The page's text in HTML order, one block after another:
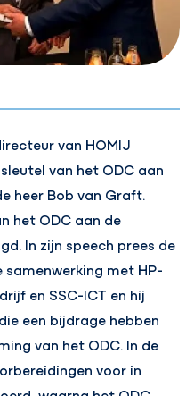
van HOMIJ
van het ODC aan
heer Bob van Graft.
het ODC aan de
In zijn speech prees de
met HP-
en SSC-ICT en hij
een bijdrage hebben
van het ODC. In de
voor in